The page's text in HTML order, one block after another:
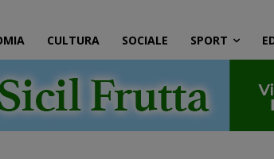
CULTURA SOCIALE SPORT